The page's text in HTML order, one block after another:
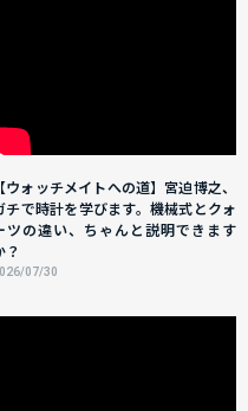
【ウォッチメイトへの道】宮迫博之、
チで時計を学びます。機械式とクォ
ツの違い、ちゃんと説明できます
？
07/30